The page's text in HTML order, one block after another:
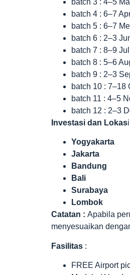
batch 4 : 6–7
batch 5 : 6–7
batch 6 : 2–3
batch 7 : 8–9
batch 8 : 5–6
batch 9 : 2–3
batch 10 : 7–18
batch 11 : 4–5
batch 12 : 2–3
Investasi dan Lokasi
Yogyakarta
Jakarta
Bandung
Bali
Surabaya
Lombok
Catatan : Apabila
menyesuaikan
Fasilitas :
FREE Airport